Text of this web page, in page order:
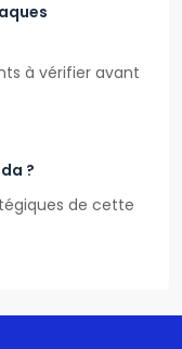
à vérifier avant
?
de cette